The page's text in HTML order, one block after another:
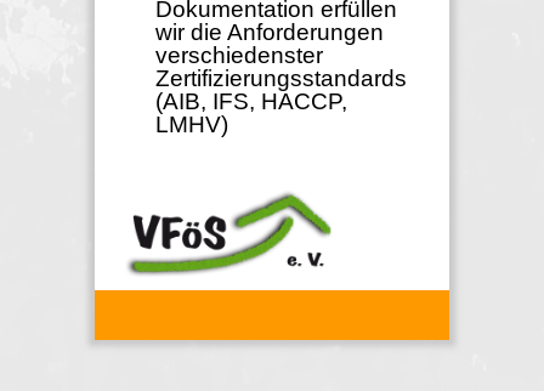
Dokumentation erfüllen
wir die Anforderungen
verschiedenster
Zertifizierungsstandards
(AIB, IFS, HACCP,
LMHV)